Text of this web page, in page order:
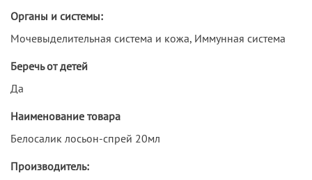
Органы и системы:
Мочевыделительная система и кожа, Иммунная система
Беречь от детей
Да
Наименование товара
Белосалик лосьон-спрей 20мл
Производитель: